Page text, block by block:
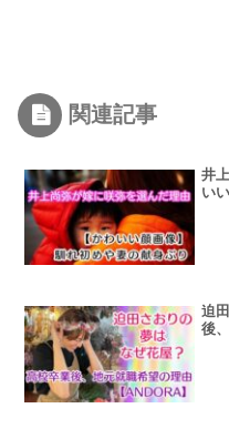
関連記事
井
い
迫
後